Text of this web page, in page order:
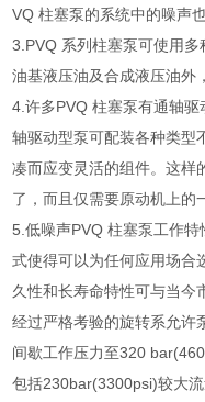
VQ 柱塞泵的系统中的噪声
3.PVQ 系列柱塞泵可使用
油基液压油及合成液压油外
4.许多PVQ 柱塞泵有通轴
轴驱动型泵可配装各种类型
凑而应变灵活的组件。这样
了，而且仅需要原动机上的
5.低噪声PVQ 柱塞泵工作
式使得可以为任何应用场合
久性和长寿命特性可与当今
经过严格考验的旋转系允许
间歇工作压力至320
包括230bar(3300psi)较大